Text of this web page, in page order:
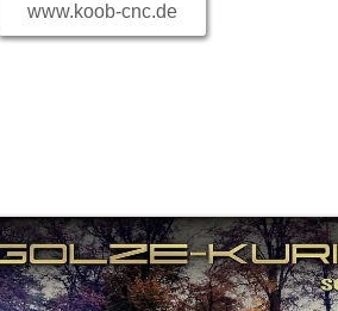
www.koob-cnc.de